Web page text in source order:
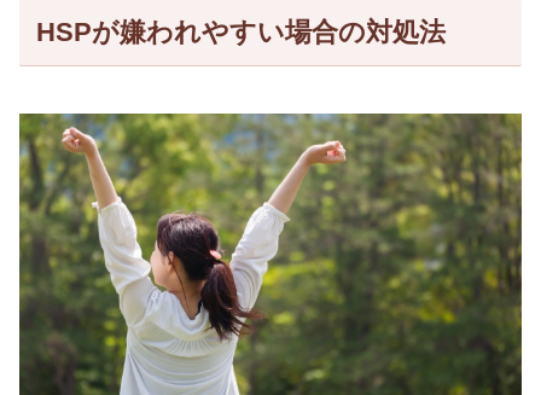
HSPが嫌われやすい場合の対処法